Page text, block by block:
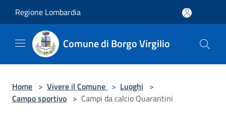
Regione Lombardia
Comune di Borgo Virgilio
Home > Vivere il Comune > Luoghi >
Campo sportivo > Campi da calcio Quarantini